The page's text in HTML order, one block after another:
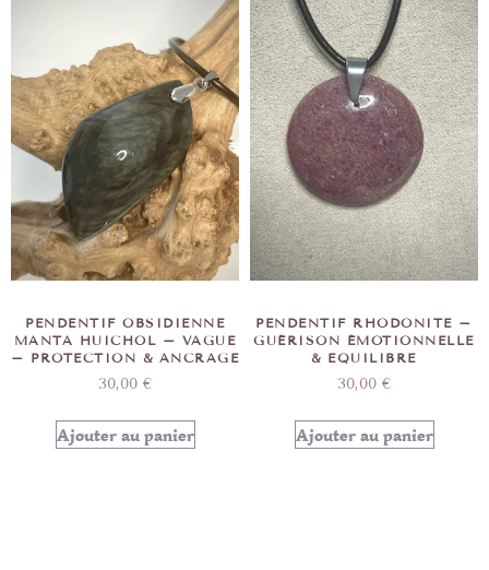
PENDENTIF OBSIDIENNE
MANTA HUICHOL – VAGUE
– PROTECTION & ANCRAGE
30,00 €
Ajouter au panier
PENDENTIF RHODONITE –
GUÉRISON ÉMOTIONNELLE
& EQUILIBRE
30,00 €
Ajouter au panier